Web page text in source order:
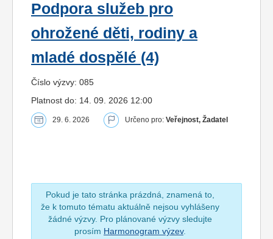
Podpora služeb pro
ohrožené děti, rodiny a
mladé dospělé (4)
Číslo výzvy: 085
Platnost do: 14. 09. 2026 12:00
29. 6. 2026 Určeno pro: Veřejnost, Žadatel
Pokud je tato stránka prázdná, znamená to,
že k tomuto tématu aktuálně nejsou vyhlášeny
žádné výzvy. Pro plánované výzvy sledujte
prosím Harmonogram výzev.